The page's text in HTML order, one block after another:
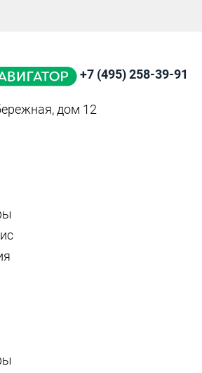
+7 (495) 258-39-91
дом 12